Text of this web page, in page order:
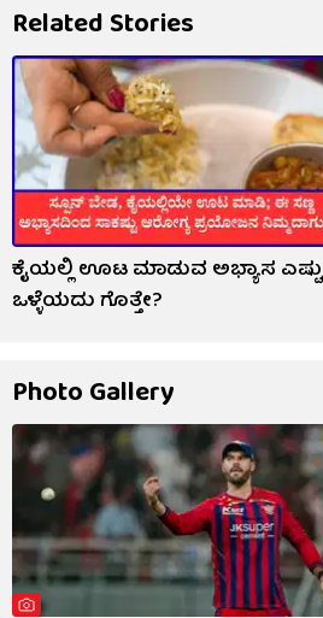
Related Stories
ಕೈಯಲ್ಲಿ ಊಟ ಮಾಡುವ ಅಭ್ಯಾಸ ಎಷ್ಟು
ಒಳ್ಳೆಯದು ಗೊತ್ತೇ?
Photo Gallery